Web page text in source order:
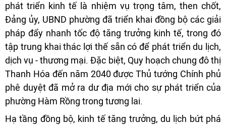
phát triển kinh tế là nhiệm vụ trọng tâm, then chốt,
Đảng ủy, UBND phường đã triển khai đồng bộ các giải
pháp đẩy nhanh tốc độ tăng trưởng kinh tế, trong đó
tập trung khai thác lợi thế sẵn có để phát triển du lịch,
dịch vụ - thương mại. Đặc biệt, Quy hoạch chung đô thị
Thanh Hóa đến năm 2040 được Thủ tướng Chính phủ
phê duyệt đã mở ra dư địa mới cho sự phát triển của
phường Hàm Rồng trong tương lai.
Hạ tầng đồng bộ, kinh tế tăng trưởng, du lịch bứt phá